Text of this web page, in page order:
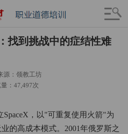
找到挑战中的症结性难
源：领教工坊
：47,497次
SpaceX，以"可重复使用火箭"为
的高成本模式。2001年俄罗斯之